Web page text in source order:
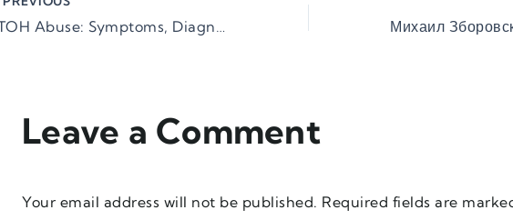
ETOH Abuse: Symptoms, Diagnosis, Long-Term Effects
Leave a Comment
Your email address will not be published. Required fields are